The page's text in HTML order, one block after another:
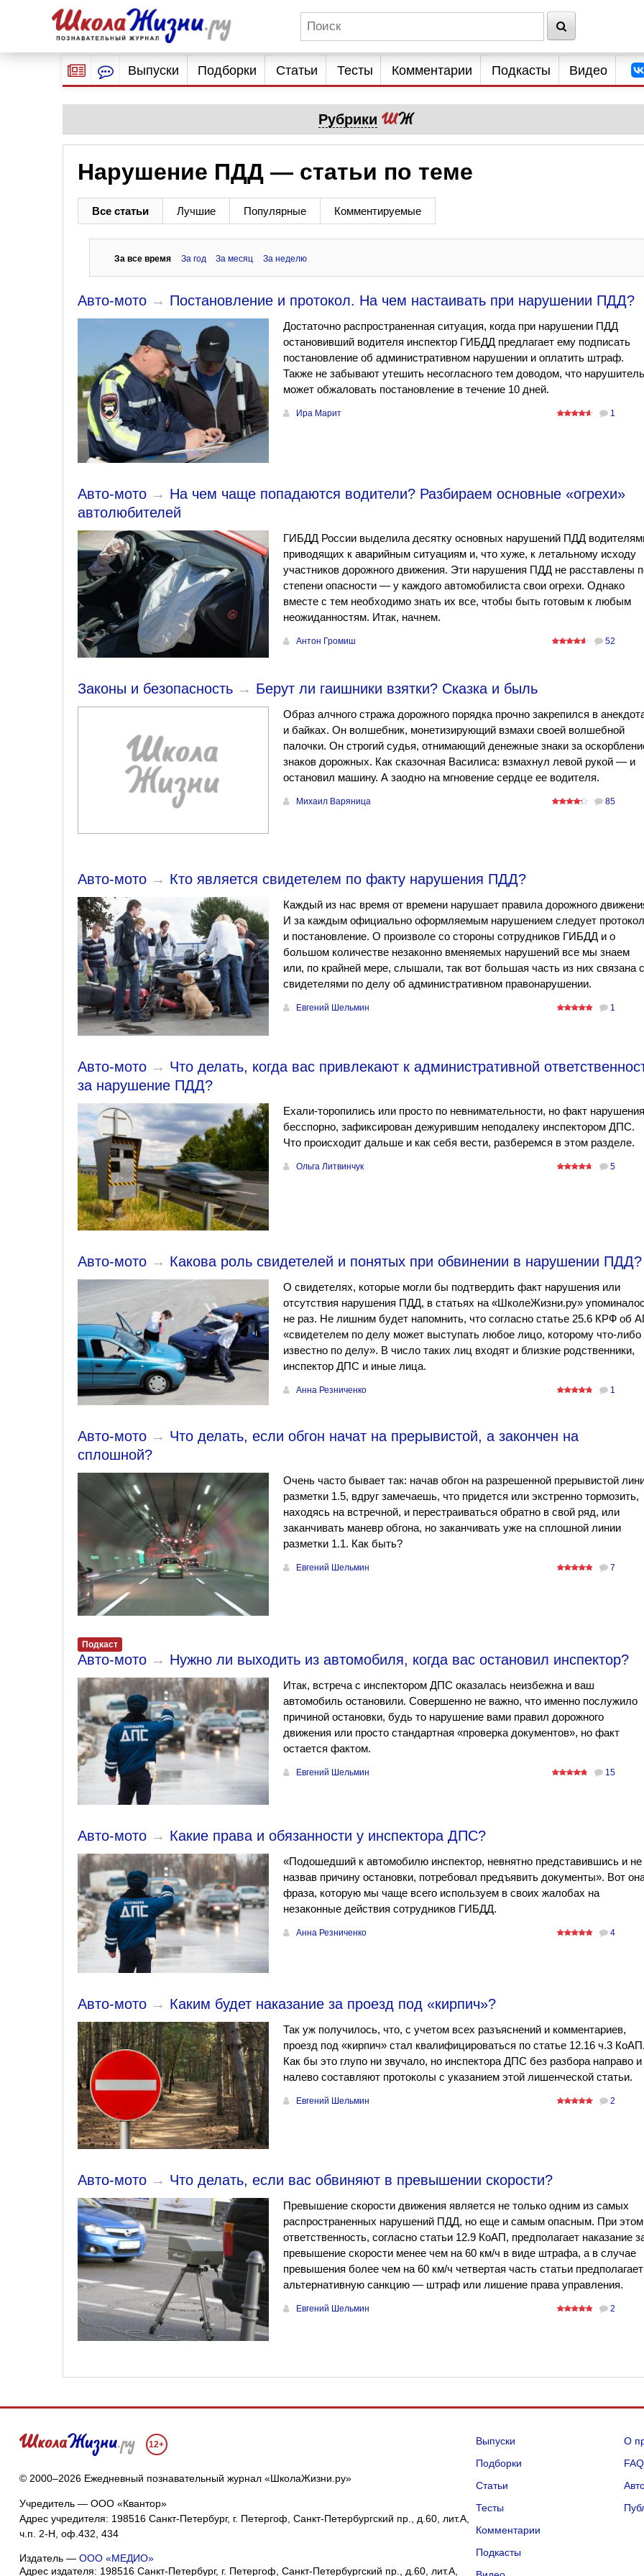
Выпуски Подборки Статьи Тесты Комментарии Подкасты Видео
Рубрики
Нарушение ПДД — статьи по теме
Все статьи Лучшие Популярные Комментируемые
За все время За год За месяц За неделю
Авто-мото → Постановление и протокол. На чем настаивать при нарушении ПДД?
Достаточно распространенная ситуация, когда при нарушении ПДД
остановивший водителя инспектор ГИБДД предлагает ему подписать
постановление об административном нарушении и оплатить штраф.
Также не забывают утешить несогласного тем доводом, что нарушитель
может обжаловать постановление в течение 10 дней.
Ира Марит 1
Авто-мото → На чем чаще попадаются водители? Разбираем основные «огрехи»
автолюбителей
ГИБДД России выделила десятку основных нарушений ПДД
приводящих к аварийным ситуациям и, что хуже, к летальному исходу
участников дорожного движения. Эти нарушения ПДД не расставлены
степени опасности — у каждого автомобилиста свои огрехи. Однако
вместе с тем необходимо знать их все, чтобы быть готовым к любым
неожиданностям. Итак, начнем.
Антон Громиш 52
Законы и безопасность → Берут ли гаишники взятки? Сказка и быль
Образ алчного стража дорожного порядка прочно закрепился в
и байках. Он волшебник, монетизирующий взмахи своей волшебной
палочки. Он строгий судья, отнимающий денежные знаки за
знаков дорожных. Как сказочная Василиса: взмахнул левой рукой — и
остановил машину. А заодно на мгновение сердце ее водителя.
Михаил Варяница 85
Авто-мото → Кто является свидетелем по факту нарушения ПДД?
Каждый из нас время от времени нарушает правила дорожного
И за каждым официально оформляемым нарушением следует протокол
и постановление. О произволе со стороны сотрудников ГИБДД и о
большом количестве незаконно вменяемых нарушений все мы знаем
или, по крайней мере, слышали, так вот большая часть из них связана
свидетелями по делу об административном правонарушении.
Евгений Шельмин 1
Авто-мото → Что делать, когда вас привлекают к административной
за нарушение ПДД?
Ехали-торопились или просто по невнимательности, но факт
бесспорно, зафиксирован дежурившим неподалеку инспектором ДПС.
Что происходит дальше и как себя вести, разберемся в этом разделе.
Ольга Литвинчук 5
Авто-мото → Какова роль свидетелей и понятых при обвинении в нарушении ПДД?
О свидетелях, которые могли бы подтвердить факт нарушения или
отсутствия нарушения ПДД, в статьях на «ШколеЖизни.ру»
не раз. Не лишним будет напомнить, что согласно статье 25.6 КРФ об
«свидетелем по делу может выступать любое лицо, которому что-либо
известно по делу». В число таких лиц входят и близкие родственники,
инспектор ДПС и иные лица.
Анна Резниченко 1
Авто-мото → Что делать, если обгон начат на прерывистой, а закончен на
сплошной?
Очень часто бывает так: начав обгон на разрешенной прерывистой
разметки 1.5, вдруг замечаешь, что придется или экстренно тормозить,
находясь на встречной, и перестраиваться обратно в свой ряд, или
заканчивать маневр обгона, но заканчивать уже на сплошной линии
разметки 1.1. Как быть?
Евгений Шельмин 7
Подкаст
Авто-мото → Нужно ли выходить из автомобиля, когда вас остановил инспектор?
Итак, встреча с инспектором ДПС оказалась неизбежна и ваш
автомобиль остановили. Совершенно не важно, что именно послужило
причиной остановки, будь то нарушение вами правил дорожного
движения или просто стандартная «проверка документов», но факт
остается фактом.
Евгений Шельмин 15
Авто-мото → Какие права и обязанности у инспектора ДПС?
«Подошедший к автомобилю инспектор, невнятно представившись и не
назвав причину остановки, потребовал предъявить документы». Вот
фраза, которую мы чаще всего используем в своих жалобах на
незаконные действия сотрудников ГИБДД.
Анна Резниченко 4
Авто-мото → Каким будет наказание за проезд под «кирпич»?
Так уж получилось, что, с учетом всех разъяснений и комментариев,
проезд под «кирпич» стал квалифицироваться по статье 12.16 ч.3 КоАП.
Как бы это глупо ни звучало, но инспектора ДПС без разбора направо и
налево составляют протоколы с указанием этой лишенческой статьи.
Евгений Шельмин 2
Авто-мото → Что делать, если вас обвиняют в превышении скорости?
Превышение скорости движения является не только одним из самых
распространенных нарушений ПДД, но еще и самым опасным. При этом
ответственность, согласно статьи 12.9 КоАП, предполагает наказание
превышение скорости менее чем на 60 км/ч в виде штрафа, а в случае
превышения более чем на 60 км/ч четвертая часть статьи предполагает
альтернативную санкцию — штраф или лишение права управления.
Евгений Шельмин 2
12+
© 2000–2026 Ежедневный познавательный журнал «ШколаЖизни.ру»
Учредитель — ООО «Квантор»
Адрес учредителя: 198516 Санкт-Петербург, г. Петергоф, Санкт-Петербургский пр., д.60, лит.А,
ч.п. 2-Н, оф.432, 434
Издатель — ООО «МЕДИО»
Адрес издателя: 198516 Санкт-Петербург, г. Петергоф, Санкт-Петербургский пр., д.60, лит.А,
Выпуски
Подборки
Статьи
Тесты
Комментарии
Подкасты
О
FAQ